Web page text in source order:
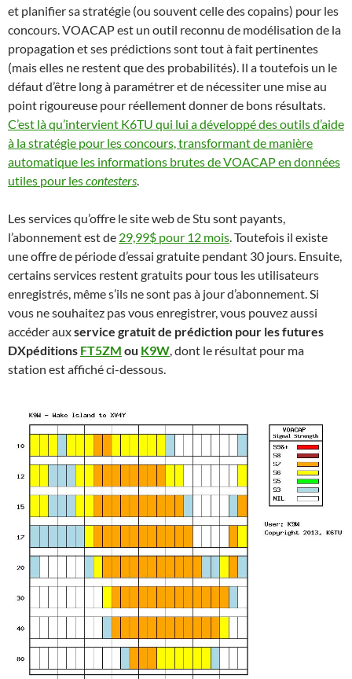
et planifier sa stratégie (ou souvent celle des copains) pour les
concours. VOACAP est un outil reconnu de modélisation de la
propagation et ses prédictions sont tout à fait pertinentes
(mais elles ne restent que des probabilités). Il a toutefois un le
défaut d’être long à paramétrer et de nécessiter une mise au
point rigoureuse pour réellement donner de bons résultats.
C’est là qu’intervient K6TU qui lui a développé des outils d’aide
à la stratégie pour les concours, transformant de manière
automatique les informations brutes de VOACAP en données
utiles pour lescontesters
Les services qu’offre le site web de Stu sont payants,
l’abonnement est de 29,99$ pour 12 mois . Toutefois il existe
une offre de période d’essai gratuite pendant 30 jours. Ensuite,
certains services restent gratuits pour tous les utilisateurs
enregistrés, même s’ils ne sont pas à jour d’abonnement. Si
vous ne souhaitez pas vous enregistrer, vous pouvez aussi
accéder auxservice gratuit de prédiction pour les futures
DXpéditions FT5ZM ou K9W , dont le résultat pour ma
station est affiché ci-dessous.